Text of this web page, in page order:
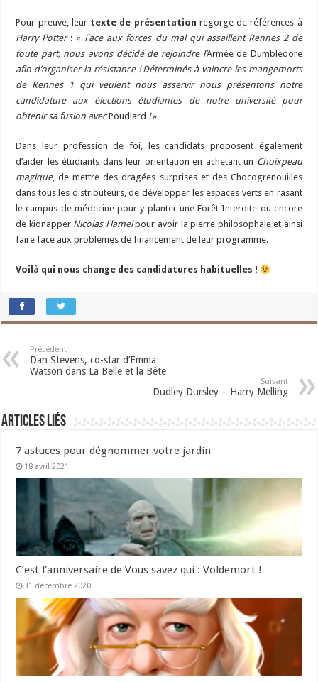
Pour preuve, leur texte de présentation regorge de références à
Harry Potter: « Face aux forces du mal qui assaillent Rennes 2 de
toute part, nous avons décidé de rejoindre l’Armée de Dumbledore
afin d’organiser la résistance ! Déterminés à vaincre les mangemorts
de Rennes 1 qui veulent nous asservir nous présentons notre
candidature aux élections étudiantes de notre université pour
obtenir sa fusion avecPoudlard !»
Dans leur profession de foi, les candidats proposent également
d’aider les étudiants dans leur orientation en achetant un Choixpeau
magique, de mettre des dragées surprises et des Chocogrenouilles
dans tous les distributeurs, de développer les espaces verts en rasant
le campus de médecine pour y planter une Forêt Interdite ou encore
de kidnapper Nicolas Flamelpour avoir la pierre philosophale et ainsi
faire face aux problèmes de financement de leur programme.
Voilà qui nous change des candidatures habituelles !
Précédent
Dan Stevens, co-star d’Emma
Watson dans La Belle et la Bête
Suivant
Dudley Dursley – Harry Melling
Articles liés
7 astuces pour dégnommer votre jardin
18 avril 2021
C’est l’anniversaire de Vous savez qui : Voldemort !
31 décembre 2020